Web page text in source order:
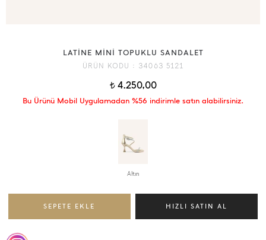
LATİNE MİNİ TOPUKLU SANDALET
ÜRÜN KODU : 34063 5121
t4.250,00
Bu Ürünü Mobil Uygulamadan %56 indirimle satın alabilirsiniz.
Altın